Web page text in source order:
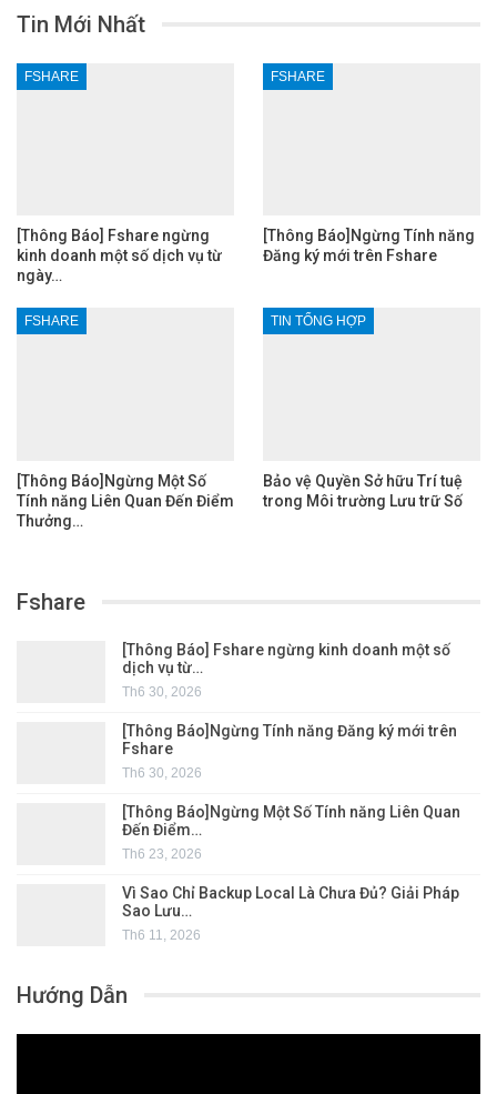
Tin Mới Nhất
FSHARE
[Thông Báo] Fshare ngừng
kinh doanh một số dịch vụ từ
ngày…
FSHARE
[Thông Báo]Ngừng Tính năng
Đăng ký mới trên Fshare
FSHARE
[Thông Báo]Ngừng Một Số
Tính năng Liên Quan Đến Điểm
Thưởng…
TIN TỔNG HỢP
Bảo vệ Quyền Sở hữu Trí tuệ
trong Môi trường Lưu trữ Số
Fshare
[Thông Báo] Fshare ngừng kinh doanh một số
dịch vụ từ…
Th6 30, 2026
[Thông Báo]Ngừng Tính năng Đăng ký mới trên
Fshare
Th6 30, 2026
[Thông Báo]Ngừng Một Số Tính năng Liên Quan
Đến Điểm…
Th6 23, 2026
Vì Sao Chỉ Backup Local Là Chưa Đủ? Giải Pháp
Sao Lưu…
Th6 11, 2026
Hướng Dẫn